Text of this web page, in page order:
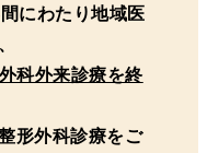
にわたり地域医
科外来診療を終
形外科診療をご